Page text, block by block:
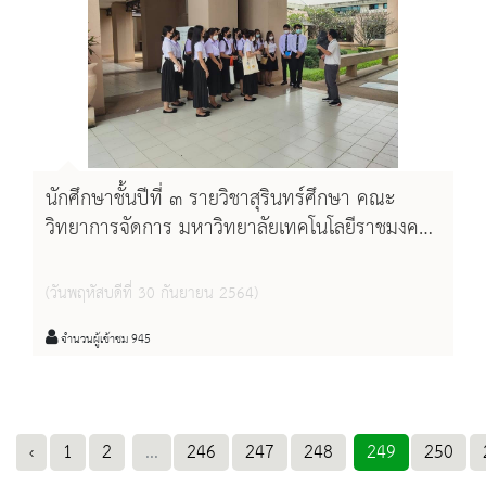
นักศึกษาชั้นปีที่ ๓ รายวิชาสุรินทร์ศึกษา คณะ
วิทยาการจัดการ มหาวิทยาลัยเทคโนโลยีราชมงคล
(วันพฤหัสบดีที่ 30 กันยายน 2564)
จำนวนผู้เข้าชม 945
‹ 1 2 ... 246 247 248 249 250